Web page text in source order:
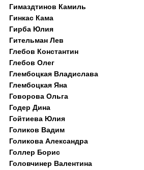
Гимаздтинов Камиль
Гинкас Кама
Гирба Юлия
Гительман Лев
Глебов Константин
Глебов Олег
Глембоцкая Владислава
Глембоцкая Яна
Говорова Ольга
Годер Дина
Гойтиева Юлия
Голиков Вадим
Голикова Александра
Голлер Борис
Головчинер Валентина